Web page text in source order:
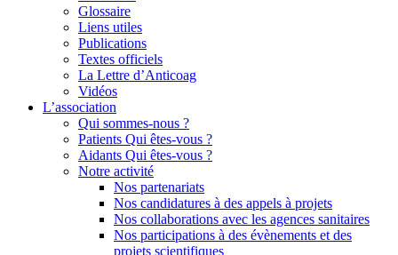
Glossaire
Liens utiles
Publications
Textes officiels
La Lettre d’Anticoag
Vidéos
L’association
Qui sommes-nous ?
Patients Qui êtes-vous ?
Aidants Qui êtes-vous ?
Notre activité
Nos partenariats
Nos candidatures à des appels à projets
Nos collaborations avec les agences sanitaires
Nos participations à des évènements et des
projets scientifiques